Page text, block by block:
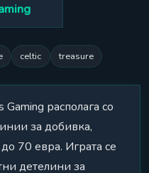
celtic treasure
располага со
за добивка,
70 евра. Играта се
детелини за